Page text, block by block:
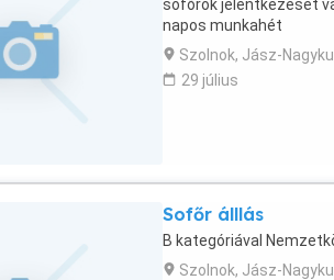
sofőrök jelentkezését
napos munkahét
Szolnok, Jász-
29 július
Sofőr álllás
B kategóriával
Szolnok, Jász-